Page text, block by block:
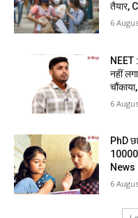
तैयार,
6
NEET
नहीं
6
PhD
News
6